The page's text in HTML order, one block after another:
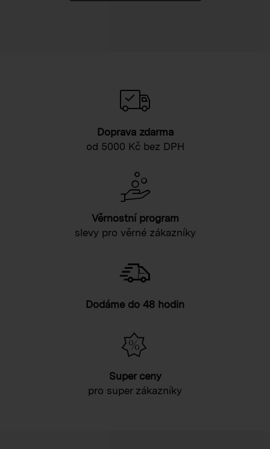
Doprava zdarma
od 5000 Kč bez DPH
Věrnostní program
slevy pro věrné zákazníky
Dodáme do 48 hodin
Super ceny
pro super zákazníky